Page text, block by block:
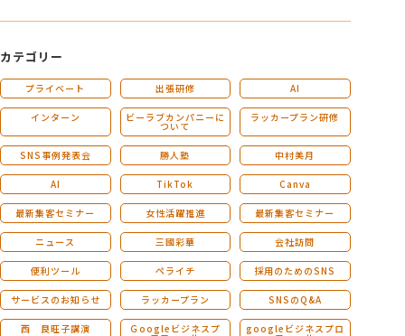
カテゴリー
プライベート 出張研修 AI
インターン ビーラブカンパニーに
ついて
ラッカープラン研修
SNS事例発表会 勝人塾 中村美月
AI TikTok Canva
最新集客セミナー 女性活躍推進 最新集客セミナー
ニュース 三國彩華 会社訪問
便利ツール ペライチ 採用のためのSNS
サービスのお知らせ ラッカープラン SNSのQ&A
西 良旺子講演 Ｇoogleビジネスプ googleビジネスプロ